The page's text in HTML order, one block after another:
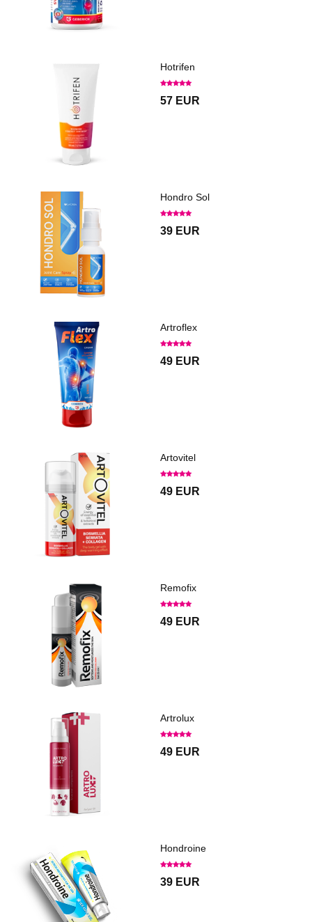
Hotrifen
57 EUR
Hondro Sol
39 EUR
Artroflex
49 EUR
Artovitel
49 EUR
Remofix
49 EUR
Artrolux
49 EUR
Hondroine
39 EUR